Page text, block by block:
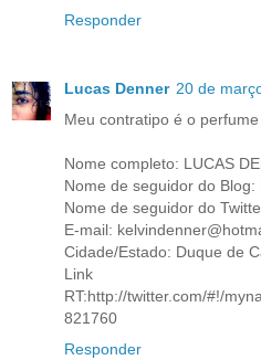
Responder
Lucas Denner 20 de
Meu contratipo é o
Nome completo: LUCAS
Nome de seguidor do Blog:
Nome de seguidor do
E-mail:
Cidade/Estado: Duque de
RT:http://twitter.com/#!/
821760
Responder